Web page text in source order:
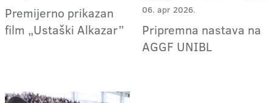
Premijerno prikazan
film „Ustaški Alkazar”
06. apr 2026.
Pripremna nastava na
AGGF UNIBL